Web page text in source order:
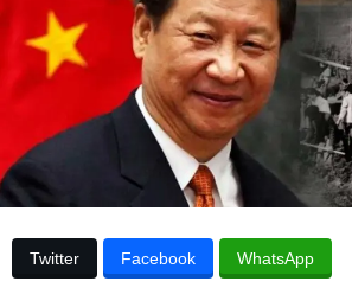
a
b
l
Twitter Facebook WhatsApp